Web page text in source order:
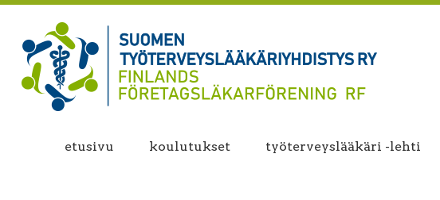
etusivu koulutukset työterveyslääkäri -lehti